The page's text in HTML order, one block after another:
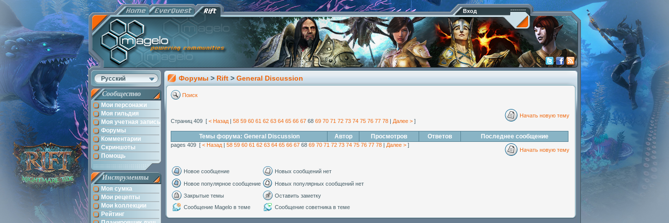
Вход
Русский
Сообщество
Мои персонажи
Моя гильдия
Моя учетная запись
Форумы
Комментарии
Скриншоты
Помощь
Инструменты
Моя сумка
Мои рецепты
Мои kоллекции
Рейтинг
Форумы > Rift > General Discussion
Поиск
Страниц 409 [ < Назад | 58 59 60 61 62 63 64 65 66 67 68 69 70 71 72 73 74 75 76 77 78 | Далее > ]
Начать новую тему
Темы форума: General Discussion Автор Просмотров Ответов Последнее сообщение
pages 409 [ < Назад | 58 59 60 61 62 63 64 65 66 67 68 69 70 71 72 73 74 75 76 77 78 | Далее > ]
Начать новую тему
Новое сообщение Новых сообщений нет
Новое популярное сообщение
Новых популярных сообщений нет
Закрытые темы
Оставить заметку
Сообщение Magelo в теме
Сообщение советника в теме